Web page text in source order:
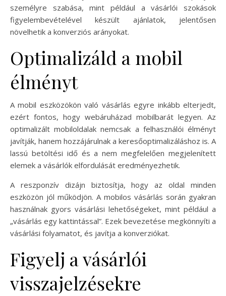
személyre szabása, mint például a vásárlói szokások
figyelembevételével készült ajánlatok, jelentősen
növelhetik a konverziós arányokat.
Optimalizáld a mobil
élményt
A mobil eszközökön való vásárlás egyre inkább elterjedt,
ezért fontos, hogy webáruházad mobilbarát legyen. Az
optimalizált mobiloldalak nemcsak a felhasználói élményt
javítják, hanem hozzájárulnak a keresőoptimalizáláshoz is. A
lassú betöltési idő és a nem megfelelően megjelenített
elemek a vásárlók elfordulását eredményezhetik.
A reszponzív dizájn biztosítja, hogy az oldal minden
eszközön jól működjön. A mobilos vásárlás során gyakran
használnak gyors vásárlási lehetőségeket, mint például a
„vásárlás egy kattintással”. Ezek bevezetése megkönnyíti a
vásárlási folyamatot, és javítja a konverziókat.
Figyelj a vásárlói
visszajelzésekre